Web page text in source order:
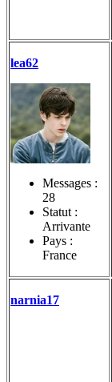
lea62
Messages :
28
Statut :
Arrivante
Pays :
France
narnia17